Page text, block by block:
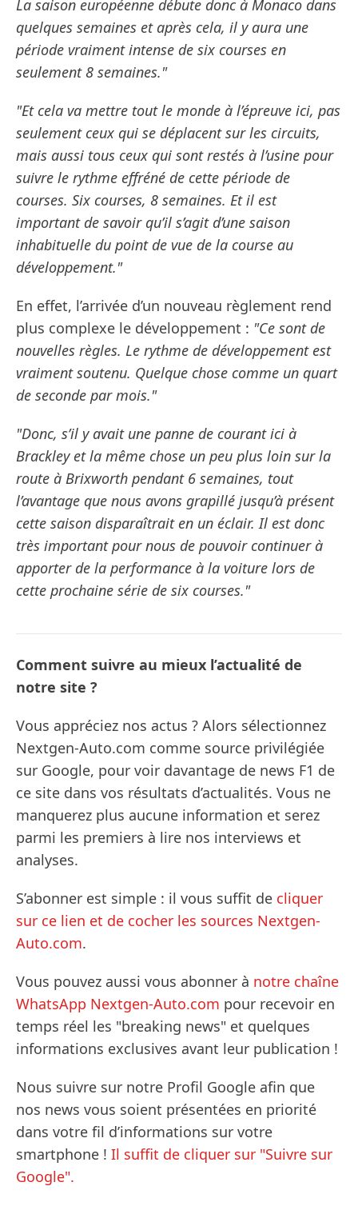
La saison européenne débute donc à Monaco dans
quelques semaines et après cela, il y aura une
période vraiment intense de six courses en
seulement 8 semaines."
"Et cela va mettre tout le monde à l’épreuve ici, pas
seulement ceux qui se déplacent sur les circuits,
mais aussi tous ceux qui sont restés à l’usine pour
suivre le rythme effréné de cette période de
courses. Six courses, 8 semaines. Et il est
important de savoir qu’il s’agit d’une saison
inhabituelle du point de vue de la course au
développement."
En effet, l’arrivée d’un nouveau règlement rend
plus complexe le développement : "Ce sont de
nouvelles règles. Le rythme de développement est
vraiment soutenu. Quelque chose comme un quart
de seconde par mois."
"Donc, s’il y avait une panne de courant ici à
Brackley et la même chose un peu plus loin sur la
route à Brixworth pendant 6 semaines, tout
l’avantage que nous avons grapillé jusqu’à présent
cette saison disparaîtrait en un éclair. Il est donc
très important pour nous de pouvoir continuer à
apporter de la performance à la voiture lors de
cette prochaine série de six courses."
Comment suivre au mieux l’actualité de
notre site ?
Vous appréciez nos actus ? Alors sélectionnez
Nextgen-Auto.com comme source privilégiée
sur Google, pour voir davantage de news F1 de
ce site dans vos résultats d’actualités. Vous ne
manquerez plus aucune information et serez
parmi les premiers à lire nos interviews et
analyses.
S’abonner est simple : il vous suffit de cliquer
sur ce lien et de cocher les sources Nextgen-
Auto.com.
Vous pouvez aussi vous abonner à notre chaîne
WhatsApp Nextgen-Auto.com pour recevoir en
temps réel les "breaking news" et quelques
informations exclusives avant leur publication !
Nous suivre sur notre Profil Google afin que
nos news vous soient présentées en priorité
dans votre fil d’informations sur votre
smartphone ! Il suffit de cliquer sur "Suivre sur
Google".